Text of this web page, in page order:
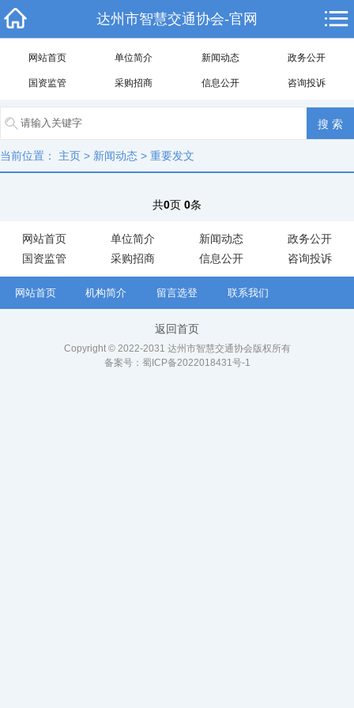
达州市智慧交通协会-官网
网站首页 单位简介 新闻动态 政务公开
国资监管 采购招商 信息公开 咨询投诉
当前位置： 主页 > 新闻动态 > 重要发文
共0页 0条
网站首页 单位简介 新闻动态
政务公开
国资监管
采购招商 信息公开 咨询投诉
网站首页 机构简介 留言选登 联系我们
返回首页
Copyright © 2022-2031 达州市智慧交通协会版权所有
备案号： 蜀ICP备2022018431号-1